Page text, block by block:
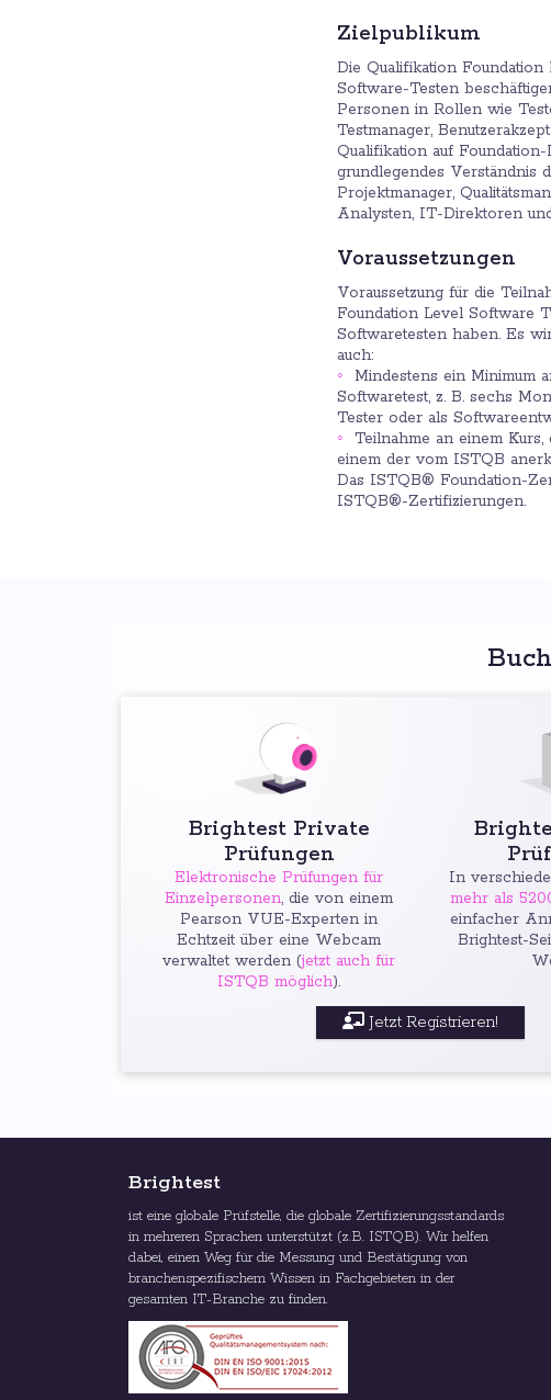
Zielpublikum
Die Qualifikation
Software-Testen
Personen in Rollen wie
Testmanager,
Qualifikation auf
grundlegendes Verständnis
Projektmanager,
Analysten, IT-Direktoren
Voraussetzungen
Voraussetzung für die
Foundation Level Software
Softwaretesten haben. Es
auch:
Mindestens ein Minimum
Softwaretest, z. B. sechs
Tester oder als
Teilnahme an einem
einem der vom ISTQB
Das ISTQB® Foundation-
ISTQB®-Zertifizierungen.
Brightest Private
Prüfungen
Elektronische Prüfungen für
Einzelpersonen, die von einem
Pearson VUE-Experten in
Echtzeit über eine Webcam
verwaltet werden (jetzt auch für
ISTQB möglich).
In
mehr als
einfacher
Brightest-
Jetzt Registrieren!
Brightest
ist eine globale Prüfstelle, die globale Zertifizierungsstandards
in mehreren Sprachen unterstützt (z.B. ISTQB). Wir helfen
dabei, einen Weg für die Messung und Bestätigung von
branchenspezifischem Wissen in Fachgebieten in der
gesamten IT-Branche zu finden.